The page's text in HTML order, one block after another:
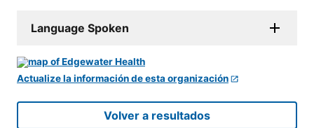
Language Spoken
Actualize la información de esta organización
Volver a resultados